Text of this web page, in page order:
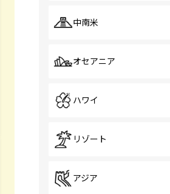
中南米
オセアニア
ハワイ
リゾート
アジア